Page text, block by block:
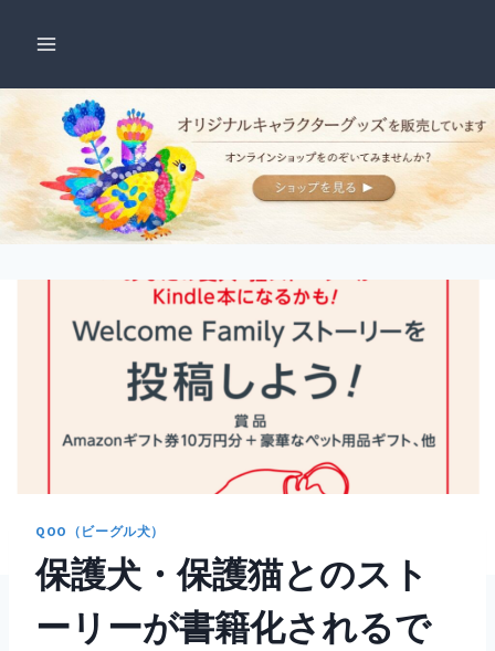
ス
ッ
プ
QOO（ビーグル犬）
保護犬・保護猫とのスト
ーリーが書籍化されるで